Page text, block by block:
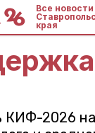
Все новости
края
КИФ-2026 на